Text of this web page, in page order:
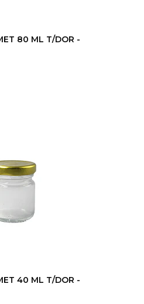
80 ML T/DOR -
40 ML T/DOR -